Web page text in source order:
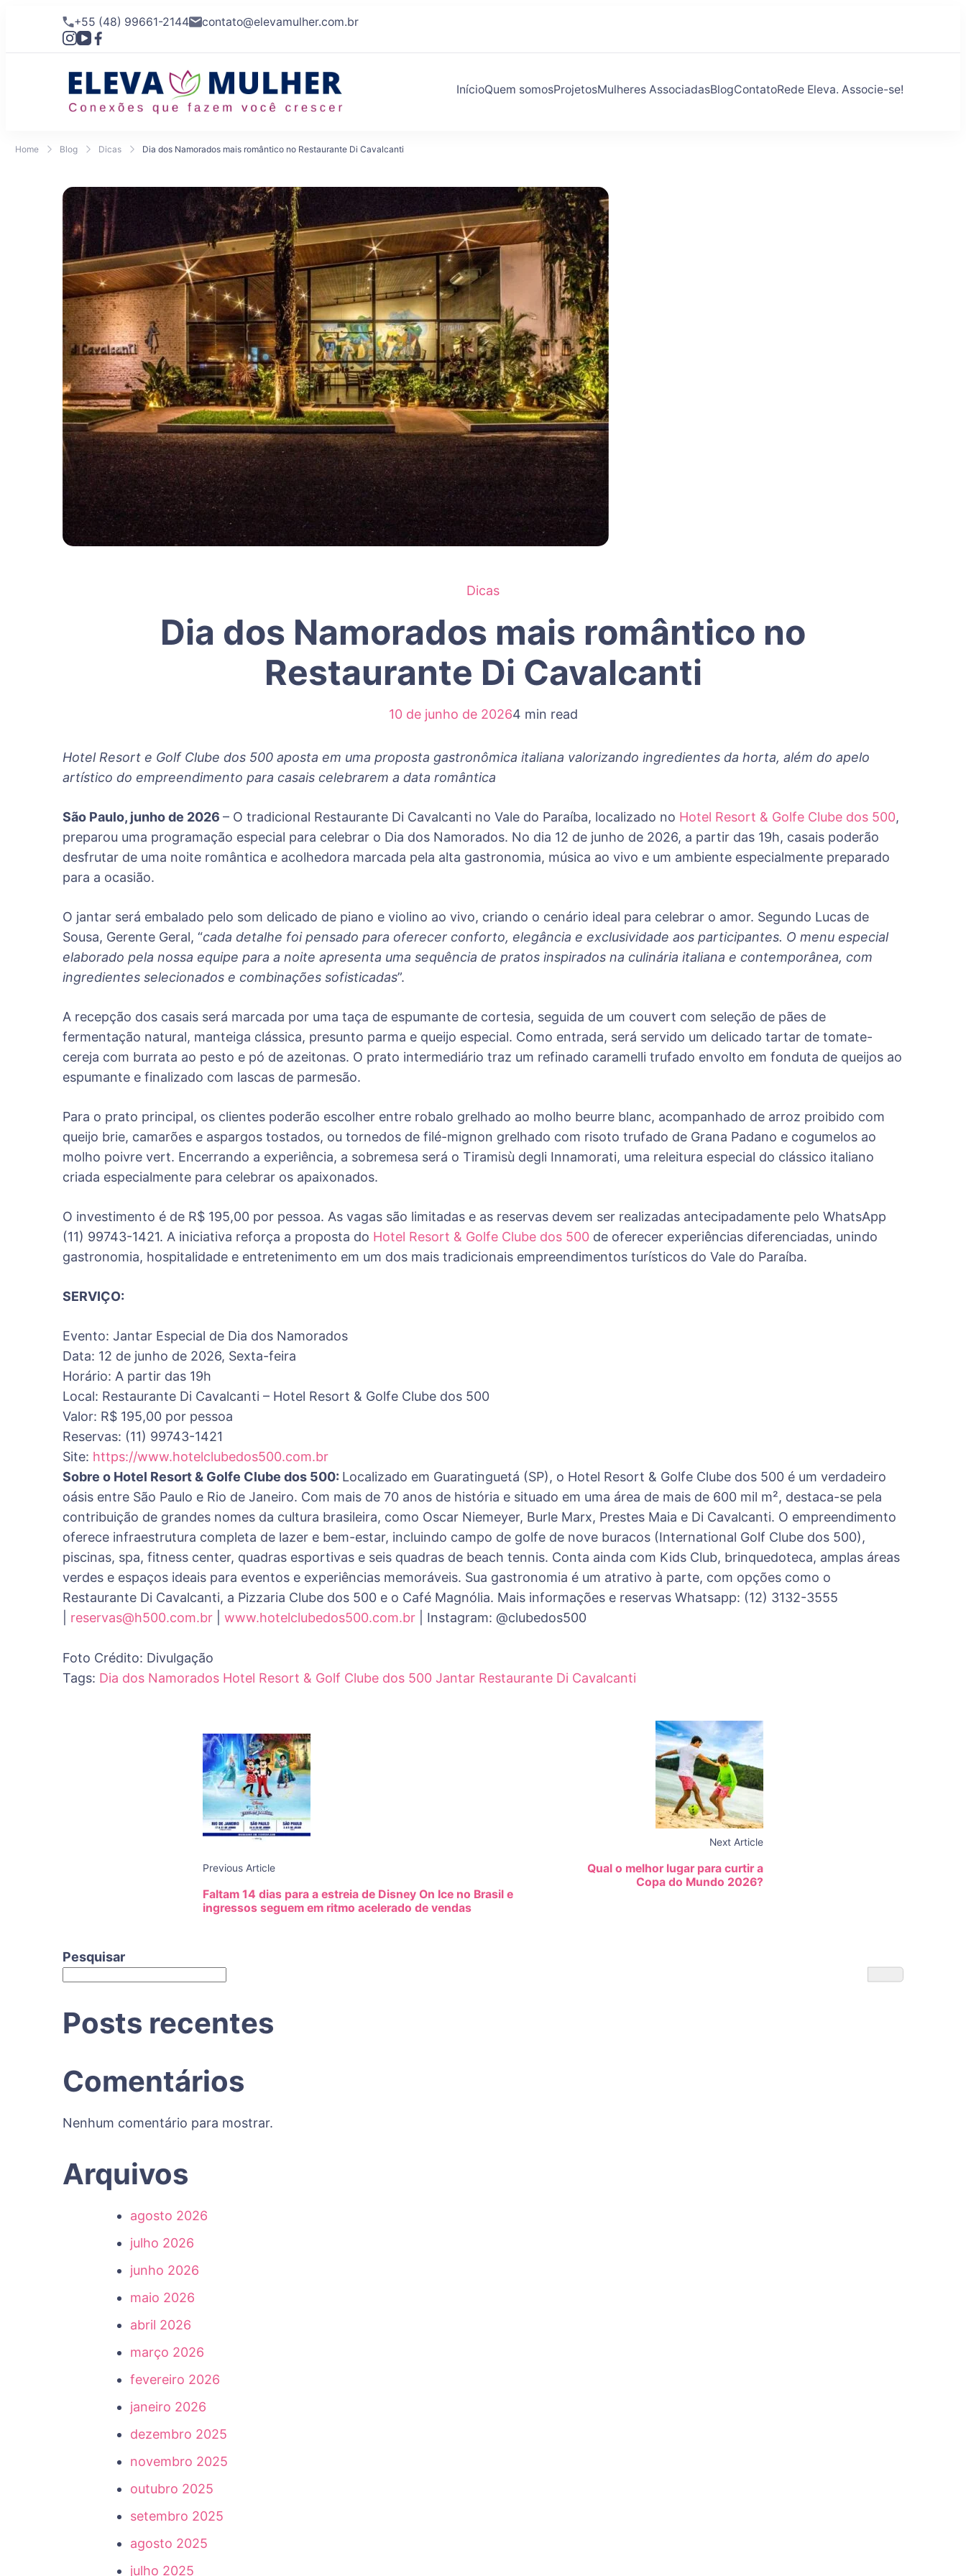
+55 (48) 99661-2144 contato@elevamulher.com.br
InícioQuem somosProjetosMulheres AssociadasBlogContatoRede Eleva. Associe-se!
Home Blog Dicas Dia dos Namorados mais romântico no Restaurante Di Cavalcanti
Dicas
Dia dos Namorados mais romântico no
Restaurante Di Cavalcanti
10 de junho de 20264 min read
Hotel Resort e Golf Clube dos 500 aposta em uma proposta gastronômica italiana valorizando ingredientes da horta, além do apelo
artístico do empreendimento para casais celebrarem a data romântica
São Paulo, junho de 2026 – O tradicional Restaurante Di Cavalcanti no Vale do Paraíba, localizado no Hotel Resort & Golfe Clube dos 500,
preparou uma programação especial para celebrar o Dia dos Namorados. No dia 12 de junho de 2026, a partir das 19h, casais poderão
desfrutar de uma noite romântica e acolhedora marcada pela alta gastronomia, música ao vivo e um ambiente especialmente preparado
para a ocasião.
O jantar será embalado pelo som delicado de piano e violino ao vivo, criando o cenário ideal para celebrar o amor. Segundo Lucas de
Sousa, Gerente Geral, “cada detalhe foi pensado para oferecer conforto, elegância e exclusividade aos participantes. O menu especial
elaborado pela nossa equipe para a noite apresenta uma sequência de pratos inspirados na culinária italiana e contemporânea, com
ingredientes selecionados e combinações sofisticadas”.
A recepção dos casais será marcada por uma taça de espumante de cortesia, seguida de um couvert com seleção de pães de
fermentação natural, manteiga clássica, presunto parma e queijo especial. Como entrada, será servido um delicado tartar de tomate-
cereja com burrata ao pesto e pó de azeitonas. O prato intermediário traz um refinado caramelli trufado envolto em fonduta de queijos ao
espumante e finalizado com lascas de parmesão.
Para o prato principal, os clientes poderão escolher entre robalo grelhado ao molho beurre blanc, acompanhado de arroz proibido com
queijo brie, camarões e aspargos tostados, ou tornedos de filé-mignon grelhado com risoto trufado de Grana Padano e cogumelos ao
molho poivre vert. Encerrando a experiência, a sobremesa será o Tiramisù degli Innamorati, uma releitura especial do clássico italiano
criada especialmente para celebrar os apaixonados.
O investimento é de R$ 195,00 por pessoa. As vagas são limitadas e as reservas devem ser realizadas antecipadamente pelo WhatsApp
(11) 99743-1421. A iniciativa reforça a proposta do Hotel Resort & Golfe Clube dos 500 de oferecer experiências diferenciadas, unindo
gastronomia, hospitalidade e entretenimento em um dos mais tradicionais empreendimentos turísticos do Vale do Paraíba.
SERVIÇO:
Evento: Jantar Especial de Dia dos Namorados
Data: 12 de junho de 2026, Sexta-feira
Horário: A partir das 19h
Local: Restaurante Di Cavalcanti – Hotel Resort & Golfe Clube dos 500
Valor: R$ 195,00 por pessoa
Reservas: (11) 99743-1421
Site: https://www.hotelclubedos500.com.br
Sobre o Hotel Resort & Golfe Clube dos 500: Localizado em Guaratinguetá (SP), o Hotel Resort & Golfe Clube dos 500 é um verdadeiro
oásis entre São Paulo e Rio de Janeiro. Com mais de 70 anos de história e situado em uma área de mais de 600 mil m², destaca-se pela
contribuição de grandes nomes da cultura brasileira, como Oscar Niemeyer, Burle Marx, Prestes Maia e Di Cavalcanti. O empreendimento
oferece infraestrutura completa de lazer e bem-estar, incluindo campo de golfe de nove buracos (International Golf Clube dos 500),
piscinas, spa, fitness center, quadras esportivas e seis quadras de beach tennis. Conta ainda com Kids Club, brinquedoteca, amplas áreas
verdes e espaços ideais para eventos e experiências memoráveis. Sua gastronomia é um atrativo à parte, com opções como o
Restaurante Di Cavalcanti, a Pizzaria Clube dos 500 e o Café Magnólia. Mais informações e reservas Whatsapp: (12) 3132-3555
reservas@h500.com.br www.hotelclubedos500.com.br | Instagram: @clubedos500
Foto Crédito: Divulgação
Tags: Dia dos Namorados Hotel Resort & Golf Clube dos 500 Jantar Restaurante Di Cavalcanti
Post
Navigation
Previous Article
Faltam 14 dias para a estreia de Disney On Ice no Brasil e
ingressos seguem em ritmo acelerado de vendas
Next Article
Qual o melhor lugar para curtir a
Copa do Mundo 2026?
Pesquisar
Posts recentes
Comentários
Nenhum comentário para mostrar.
Arquivos
agosto 2026
julho 2026
junho 2026
maio 2026
abril 2026
março 2026
fevereiro 2026
janeiro 2026
dezembro 2025
novembro 2025
outubro 2025
setembro 2025
agosto 2025
julho 2025